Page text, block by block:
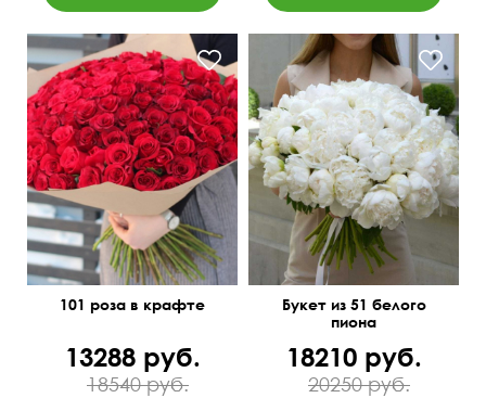
101 роза в крафте
13288 руб.
18540 руб.
Букет из 51 белого
пиона
18210 руб.
20250 руб.